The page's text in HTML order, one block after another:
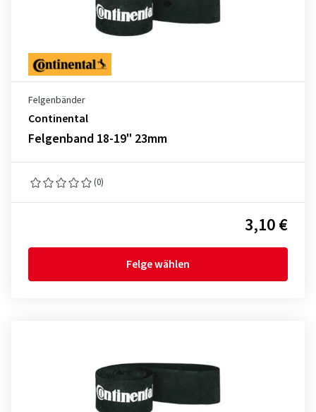
Felgenbänder
Continental
Felgenband 18-19" 23mm
(0)
3,10 €
Felge wählen